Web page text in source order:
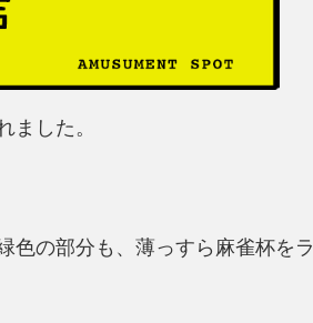
ました。
色の部分も、薄っすら麻雀杯をラ